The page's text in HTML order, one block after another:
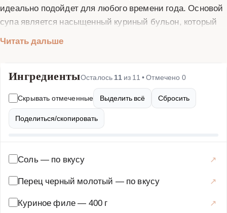
идеально подойдет для любого времени года. Основой
супа является насыщенный куриный бульон, который
сытным, а печеный перец добавляет легкую сладость и
освежающий вкус и неповторимый аромат. Этот рецепт
прост в приготовлении, но при этом результат
получается очень вкусным и аппетитным. Для
приготовления супа вам понадобится куриное мясо
(можно использовать грудку или бедра), лапша
нужно запечь до мягкости, свежая кинза, лук, морковь и
украсив свежей зеленью и добавив дольку лимона для
кислинки. Этот суп станет отличным выбором для
Читать дальше
ИнгредиентыОсталось 11из 11 • Отмечено 0
Скрывать отмеченные Выделить всё Сбросить
Поделиться/скопировать
Соль — по вкусу
Перец черный молотый — по вкусу
Куриное филе— 400 г